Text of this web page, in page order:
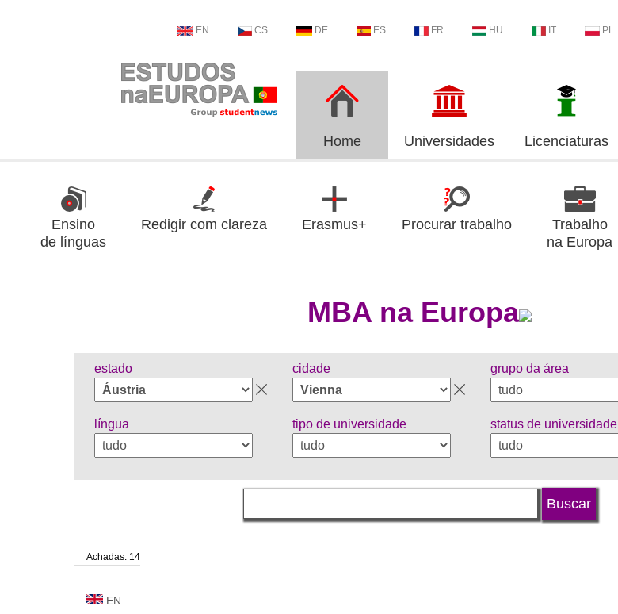
EN CS DE ES FR HU IT PL
Home Universidades Licenciaturas
Ensino
de línguas
Redigir com clareza Erasmus+ Procurar trabalho
Trabalho
na Europa
MBA na Europa
estado cidade grupo da área
língua tipo de universidade status de universidade
Achadas: 14
EN